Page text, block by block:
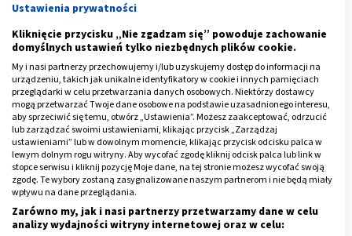
Leczenie raka brodawkowatego
tarczycy
Sposób leczenia nowotworu ma duży wpływa na
rokowania. Gdy lekarz ma podejrzenie raka
brodawkowatego tarczycy u pacjenta, natychmiast
powinien zlecić badania, które go potwierdzą lub
wykluczą, by jak najszybciej rozpocząć terapię.
Ustawienia prywatności
Kliknięcie przycisku „Nie zgadzam się” powoduje zachowanie
domyślnych ustawień tylko niezbędnych plików cookie.
My i nasi partnerzy przechowujemy i/lub uzyskujemy dostęp do informacji na
urządzeniu, takich jak unikalne identyfikatory w cookie i innych pamięciach
przeglądarki w celu przetwarzania danych osobowych. Niektórzy dostawcy
mogą przetwarzać Twoje dane osobowe na podstawie uzasadnionego interesu,
aby sprzeciwić się temu, otwórz „Ustawienia”. Możesz zaakceptować, odrzucić
lub zarządzać swoimi ustawieniami, klikając przycisk „Zarządzaj
ustawieniami” lub w dowolnym momencie, klikając przycisk odcisku palca w
lewym dolnym rogu witryny. Aby wycofać zgodę kliknij odcisk palca lub link w
stopce serwisu i kliknij pozycję Moje dane, na tej stronie możesz wycofać swoją
zgodę. Te wybory zostaną zasygnalizowane naszym partnerom i nie będą miały
wpływu na dane przeglądania.
Zarówno my, jak i nasi partnerzy przetwarzamy dane w celu
analizy wydajności witryny internetowej oraz w celu: